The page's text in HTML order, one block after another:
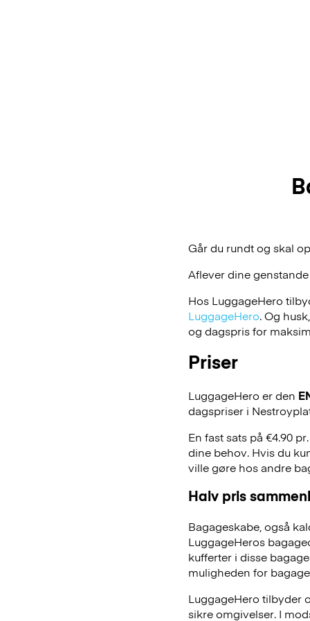
Går du rundt og skal
Aflever dine
Hos LuggageHero
LuggageHero. Og
og dagspris for
Priser
LuggageHero er den
dagspriser i
En fast sats på €4.90
dine behov. Hvis du
ville gøre hos andre
Halv pris
Bagageskabe, også
LuggageHeros
kufferter i disse
muligheden for
LuggageHero tilbyder
sikre omgivelser. I